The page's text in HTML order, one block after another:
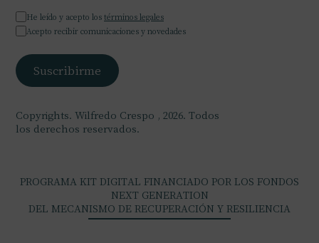
He leído y acepto los términos legales
Acepto recibir comunicaciones y novedades
Copyrights. Wilfredo Crespo , 2026. Todos
los derechos reservados.
PROGRAMA KIT DIGITAL FINANCIADO POR LOS FONDOS
NEXT GENERATION
DEL MECANISMO DE RECUPERACIÓN Y RESILIENCIA